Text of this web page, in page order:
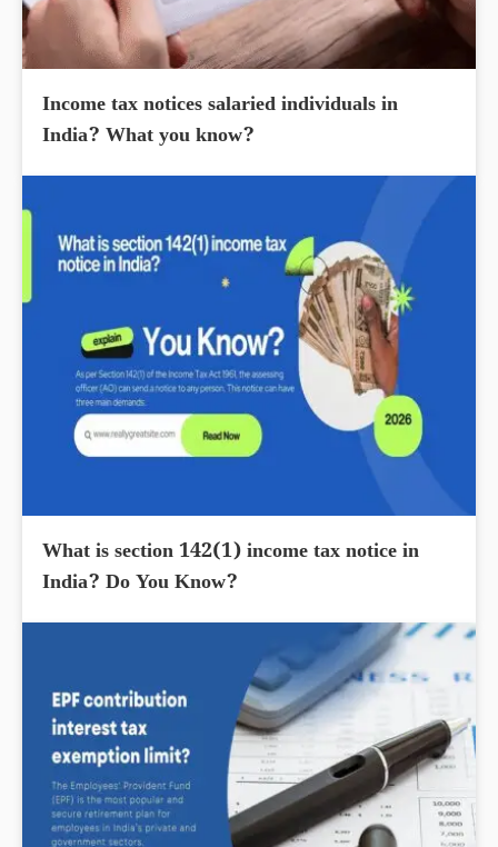
Income tax notices salaried individuals in
India? What you know?
What is section 142(1) income tax notice in
India? Do You Know?